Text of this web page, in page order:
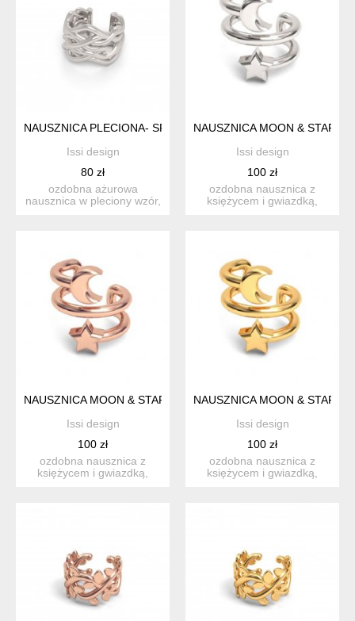
NAUSZNICA PLECIONA- SREBRO 925
Issi design
80 zł
ozdobna ażurowa
nausznica w pleciony wzór,
NAUSZNICA MOON & STAR-
Issi design
100 zł
ozdobna nausznica z
księżycem i gwiazdką,
NAUSZNICA MOON & STAR- RÓŻOWE ZŁOTO
Issi design
100 zł
ozdobna nausznica z
księżycem i gwiazdką,
NAUSZNICA MOON & STAR-
Issi design
100 zł
ozdobna nausznica z
księżycem i gwiazdką,